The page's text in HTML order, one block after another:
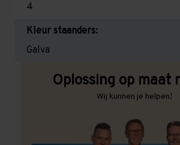
4
Kleur staanders:
Galva
Oplossing op maat
Wij kunnen je helpen!